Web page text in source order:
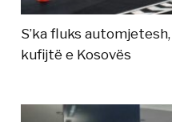
S’ka fluks
kufijtë e Kosovës